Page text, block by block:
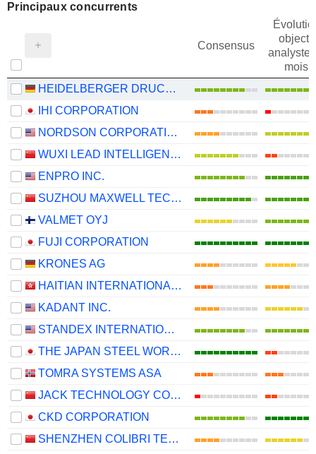
Principaux concurrents
Consensus
objectif
mois
HEIDELBERGER DRUCKMASCHINEN AG
IHI CORPORATION
NORDSON CORPORATION
WUXI LEAD INTELLIGENT EQUIPMENT CO.,LTD.
ENPRO INC.
SUZHOU MAXWELL TECHNOLOGIES CO., LTD.
VALMET OYJ
FUJI CORPORATION
KRONES AG
HAITIAN INTERNATIONAL HOLDINGS LIMITED
KADANT INC.
STANDEX INTERNATIONAL CORPORATION
THE JAPAN STEEL WORKS, LTD.
TOMRA SYSTEMS ASA
JACK TECHNOLOGY CO.,LTD
CKD CORPORATION
SHENZHEN COLIBRI TECHNOLOGIES CO., LTD.